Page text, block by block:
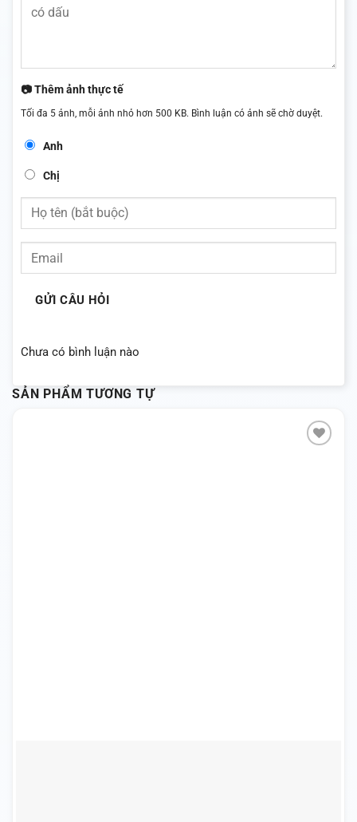
📷 Thêm ảnh thực tế
Tối đa 5 ảnh, mỗi ảnh nhỏ hơn 500 KB. Bình luận có ảnh sẽ chờ duyệt.
Anh
Chị
GỬI CÂU HỎI
Chưa có bình luận nào
SẢN PHẨM TƯƠNG TỰ